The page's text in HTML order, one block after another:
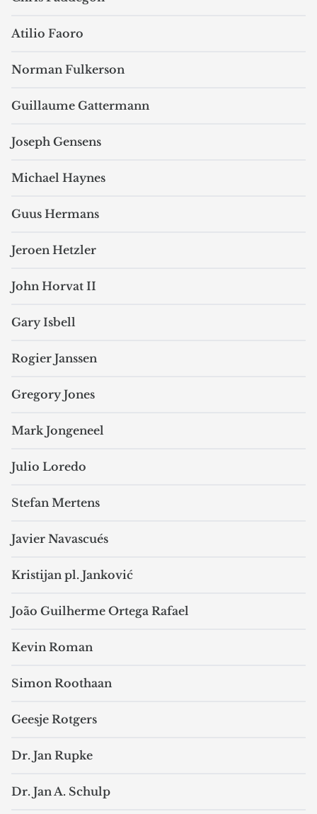
Atilio Faoro
Norman Fulkerson
Guillaume Gattermann
Joseph Gensens
Michael Haynes
Guus Hermans
Jeroen Hetzler
John Horvat II
Gary Isbell
Rogier Janssen
Gregory Jones
Mark Jongeneel
Julio Loredo
Stefan Mertens
Javier Navascués
Kristijan pl. Janković
João Guilherme Ortega Rafael
Kevin Roman
Simon Roothaan
Geesje Rotgers
Dr. Jan Rupke
Dr. Jan A. Schulp